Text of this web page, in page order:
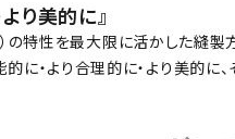
り美的に』
の特性を最大限に活かした縫
・より合理的に・より美的に